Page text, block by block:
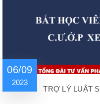
06/09
2023
TRỢ LÝ LUẬT